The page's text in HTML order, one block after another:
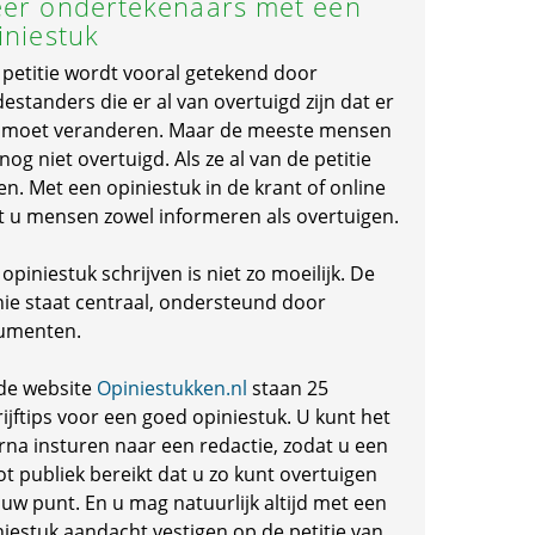
petitie wordt vooral getekend door
die er al van overtuigd zijn dat er
veranderen. Maar de meeste mensen
niet overtuigd. Als ze al van de petitie
Met een opiniestuk in de krant of online
u mensen zowel informeren als overtuigen.
opiniestuk schrijven is niet zo moeilijk. De
staat centraal, ondersteund door
website Opiniestukken.nl staan 25
voor een goed opiniestuk. U kunt het
insturen naar een redactie, zodat u een
publiek bereikt dat u zo kunt overtuigen
punt. En u mag natuurlijk altijd met een